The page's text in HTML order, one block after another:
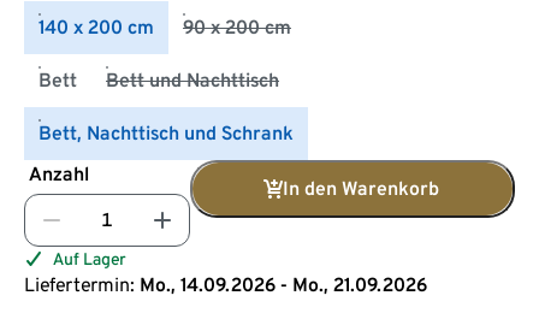
140 x 200 cm 90 x 200 cm
Bett Bett und Nachttisch
Bett, Nachttisch und Schrank
Anzahl
In den Warenkorb
Auf Lager
Liefertermin: Mo., 14.09.2026 - Mo., 21.09.2026